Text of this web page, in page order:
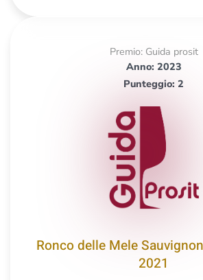
Premio: Guida prosit
Anno: 2023
Punteggio: 2
Ronco delle Mele
2021